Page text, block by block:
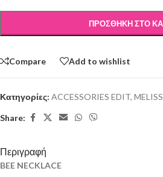
ΠΡΟΣΘΉΚΗ ΣΤΟ
Compare Add to wishlist
Κατηγορίες: ACCESSORIES EDIT,
Share:
Περιγραφή
BEE NECKLACE